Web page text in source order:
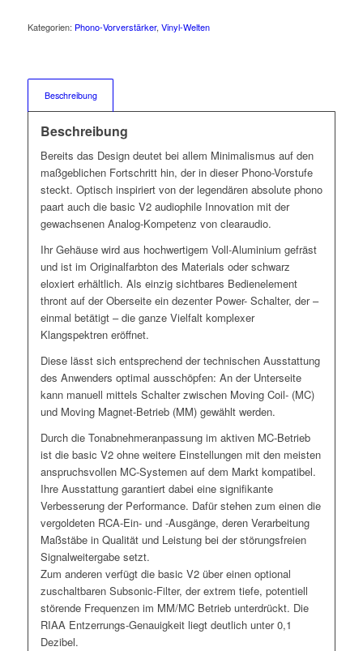
Kategorien: Phono-Vorverstärker, Vinyl-Welten
Beschreibung
Beschreibung
Bereits das Design deutet bei allem Minimalismus auf den
maßgeblichen Fortschritt hin, der in dieser Phono-Vorstufe
steckt. Optisch inspiriert von der legendären absolute phono
paart auch die basic V2 audiophile Innovation mit der
gewachsenen Analog-Kompetenz von clearaudio.
Ihr Gehäuse wird aus hochwertigem Voll-Aluminium gefräst
und ist im Originalfarbton des Materials oder schwarz
eloxiert erhältlich. Als einzig sichtbares Bedienelement
thront auf der Oberseite ein dezenter Power- Schalter, der –
einmal betätigt – die ganze Vielfalt komplexer
Klangspektren eröffnet.
Diese lässt sich entsprechend der technischen Ausstattung
des Anwenders optimal ausschöpfen: An der Unterseite
kann manuell mittels Schalter zwischen Moving Coil- (MC)
und Moving Magnet-Betrieb (MM) gewählt werden.
Durch die Tonabnehmeranpassung im aktiven MC-Betrieb
ist die basic V2 ohne weitere Einstellungen mit den meisten
anspruchsvollen MC-Systemen auf dem Markt kompatibel.
Ihre Ausstattung garantiert dabei eine signifikante
Verbesserung der Performance. Dafür stehen zum einen die
vergoldeten RCA-Ein- und -Ausgänge, deren Verarbeitung
Maßstäbe in Qualität und Leistung bei der störungsfreien
Signalweitergabe setzt.
Zum anderen verfügt die basic V2 über einen optional
zuschaltbaren Subsonic-Filter, der extrem tiefe, potentiell
störende Frequenzen im MM/MC Betrieb unterdrückt. Die
RIAA Entzerrungs-Genauigkeit liegt deutlich unter 0,1
Dezibel.